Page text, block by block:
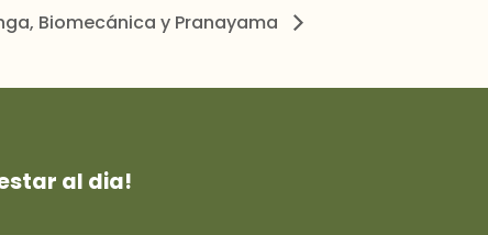
Biomecánica y Pranayama
al dia!